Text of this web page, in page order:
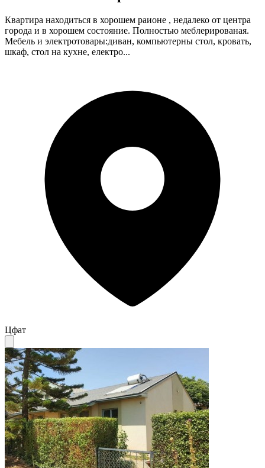
Квартира находиться в хорошем раионе , недалеко от центра
города и в хорошем состояние. Полностью меблерированая.
Мебель и электротовары:диван, компьютерны стол, кровать,
шкаф, стол на кухне, електро...
Цфат